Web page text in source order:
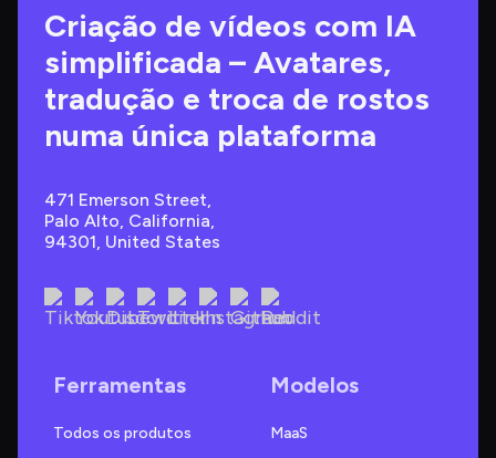
Criação de vídeos com IA
simplificada – Avatares,
tradução e troca de rostos
numa única plataforma
471 Emerson Street,
Palo Alto, California,
94301, United States
Ferramentas
Todos os produtos
Modelos
MaaS